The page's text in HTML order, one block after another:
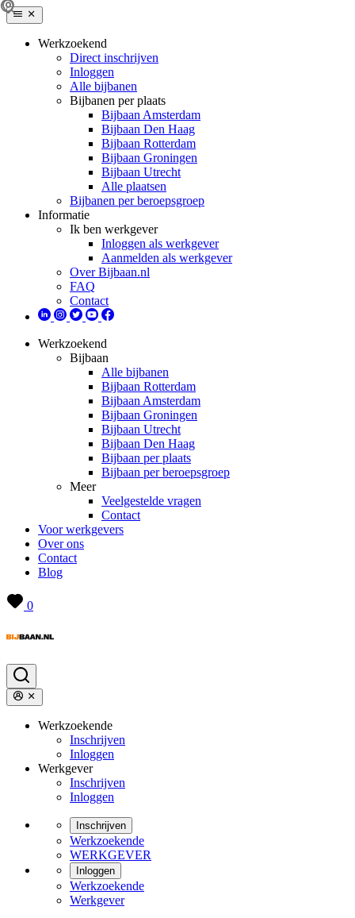
Werkzoekend
Direct inschrijven
Inloggen
Alle bijbanen
Bijbanen per plaats
Bijbaan Amsterdam
Bijbaan Den Haag
Bijbaan Rotterdam
Bijbaan Groningen
Bijbaan Utrecht
Alle plaatsen
Bijbanen per beroepsgroep
Informatie
Ik ben werkgever
Inloggen als werkgever
Aanmelden als werkgever
Over Bijbaan.nl
FAQ
Contact
Werkzoekend
Bijbaan
Alle bijbanen
Bijbaan Rotterdam
Bijbaan Amsterdam
Bijbaan Groningen
Bijbaan Utrecht
Bijbaan Den Haag
Bijbaan per plaats
Bijbaan per beroepsgroep
Meer
Veelgestelde vragen
Contact
Voor werkgevers
Over ons
Contact
Blog
0
Werkzoekende
Inschrijven
Inloggen
Werkgever
Inschrijven
Inloggen
Inschrijven
Werkzoekende
WERKGEVER
Inloggen
Werkzoekende
Werkgever